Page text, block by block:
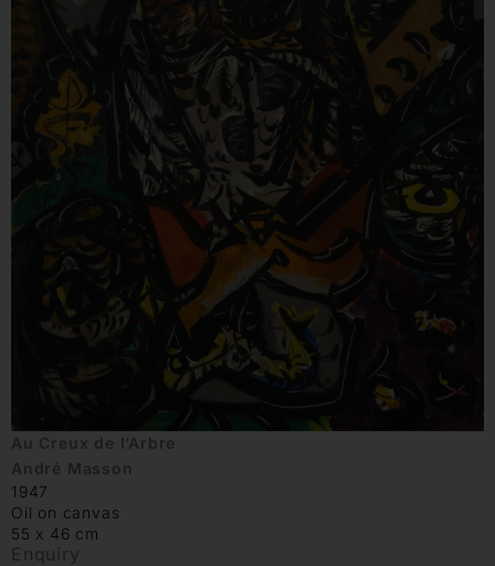
Au Creux de l’Arbre
André Masson
1947
Oil on canvas
55 x 46 cm
Enquiry